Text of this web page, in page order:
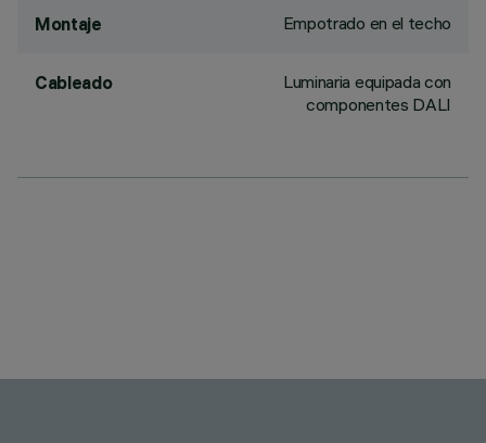
Montaje Empotrado en el techo
Cableado
Luminaria equipada con
componentes DALI